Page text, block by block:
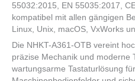
55032:2015, EN 55035:2017,
kompatibel mit allen gängigen
Linux, Unix, macOS, VxWorks
Die NHKT-A361-OTB vereint
präzise Mechanik und moderne
wartungsarme Tastaturlösung